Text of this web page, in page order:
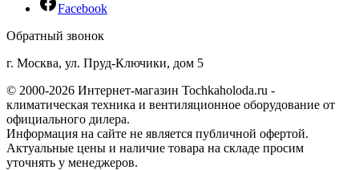
Facebook
Обратный звонок
г. Москва, ул. Пруд-Ключики, дом 5
© 2000-2026 Интернет-магазин Tochkaholoda.ru -
климатическая техника и вентиляционное оборудование от
официального дилера.
Информация на сайте не является публичной офертой.
Актуальные цены и наличие товара на складе просим
уточнять у менеджеров.